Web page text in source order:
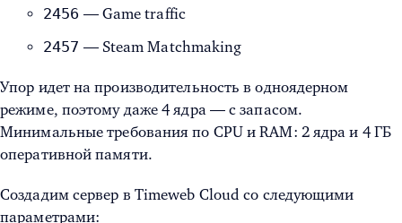
2456 — Game traffic
2457 — Steam Matchmaking
Упор идет на производительность в одноядерном
режиме, поэтому даже 4 ядра — с запасом.
Минимальные требования по CPU и RAM: 2 ядра и 4 ГБ
оперативной памяти.
Создадим сервер в Timeweb Cloud со следующими
параметрами: